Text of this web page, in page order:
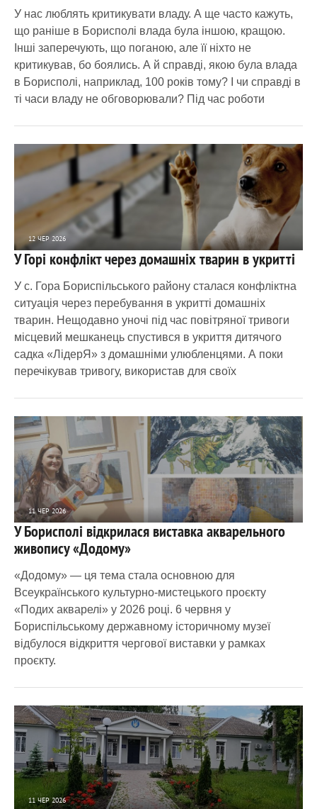
У нас люблять критикувати владу. А ще часто кажуть,
що раніше в Борисполі влада була іншою, кращою.
Інші заперечують, що поганою, але її ніхто не
критикував, бо боялись. А й справді, якою була влада
в Борисполі, наприклад, 100 років тому? І чи справді в
ті часи владу не обговорювали? Під час роботи
12 ЧЕР 2026
1 990 0
У Горі конфлікт через домашніх тварин в укритті
У с. Гора Бориспільського району сталася конфліктна
ситуація через перебування в укритті домашніх
тварин. Нещодавно уночі під час повітряної тривоги
місцевий мешканець спустився в укриття дитячого
садка «ЛідерЯ» з домашніми улюбленцями. А поки
перечікував тривогу, використав для своїх
11 ЧЕР 2026
1 512 0
У Борисполі відкрилася виставка акварельного
живопису «Додому»
«Додому» — ця тема стала основною для
Всеукраїнського культурно-мистецького проєкту
«Подих акварелі» у 2026 році. 6 червня у
Бориспільському державному історичному музеї
відбулося відкриття чергової виставки у рамках
проєкту.
11 ЧЕР 2026